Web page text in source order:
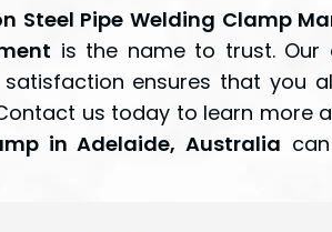
Steel Pipe Welding Clamp
is the name to trust. Our
ensures that you
us today to learn more
in Adelaide, Australia